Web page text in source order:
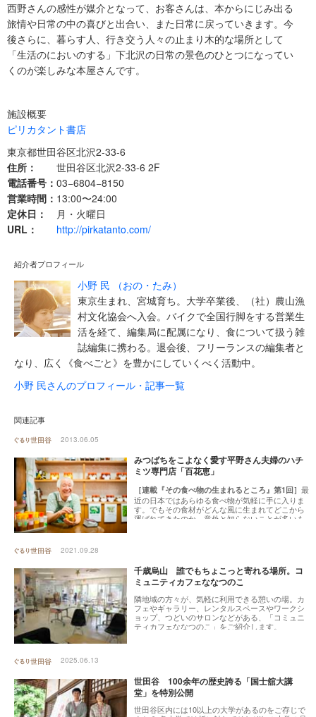
西野さんの感性が媒介となって、お客さんは、本からにじみ出る
旅情や日常の中の喜びと出合い、また日常に戻っていきます。今
後さらに、暮らす人、行き交う人々の止まり木的な場所として
「生活のにおいのする」下北沢の日常の景色のひとつになってい
くのが楽しみな本屋さんです。
施設概要
ピリカタント書店
東京都世田谷区北沢2-33-6
住所：
世田谷区北沢2-33-6 2F
電話番号： 03−6804−8150
営業時間： 13:00〜24:00
定休日：
月・火曜日
URL：
http://pirkatanto.com/
紹介者プロフィール
小野 民 （おの・たみ）
東京生まれ、宮城育ち。大学卒業後、（社）農山漁
村文化協会へ入会。バイクで全国行脚をする営業生
活を経て、編集局に配属になり、食について扱う雑
誌編集に携わる。退会後、フリーランスの編集者と
なり、広く《食べごと》を豊かにしていくべく活動中。
小野 民さんのプロフィール・記事一覧
関連記事
2013.06.05
みつばちをこよなく愛す平野さん夫婦のハチ
ミツ専門店「百花恵」
［連載『その食べ物の生まれるところ』第1回］ 最
近の日本ではあらゆる食べ物が気軽に手に入りま
す。でもその食材がどんな風に生まれてどこから
運ばれてきたのか、意外と知らないことが多いも
目が、この国産ハチミツの専門店「百花恵」で
す。ミツバチをこよなく愛すご主人、平野博史さ
んの話に引き込まれ、ハチミツを買うならこんな
す。
2021.09.28
千歳烏山 誰でもちょこっと寄れる場所。コ
ミュニティカフェななつのこ
隣地域の方々が、気軽に利用できる憩いの場。カ
フェやギャラリー、レンタルスペースやワークシ
ョップ、つどいのサロンなどがある、「コミュニ
ティカフェななつのこ」をご紹介します。
2025.06.13
世田谷 100余年の歴史誇る「国士舘大講
堂」を特別公開
世田谷区内には10以上の大学があるのをご存じで